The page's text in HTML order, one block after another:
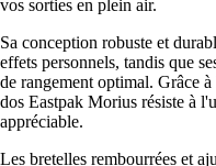
vos sorties en plein air.
Sa conception robuste et
effets personnels, tandis que
de rangement optimal. Grâce
dos Eastpak Morius résiste à
appréciable.
Les bretelles rembourrées et